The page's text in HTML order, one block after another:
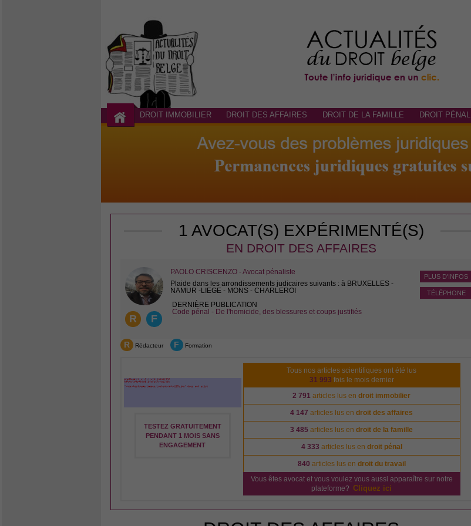
DROIT IMMOBILIER DROIT DES AFFAIRES DROIT DE LA FAMILLE DROIT PÉNAL
1 AVOCAT(S) EXPÉRIMENTÉ(S)
EN DROIT DES AFFAIRES
R F
PLUS D'INFOS
TÉLÉPHONE
PAOLO CRISCENZO - Avocat pénaliste
Plaide dans les arrondissements judicaires suivants : à BRUXELLES -
NAMUR -LIEGE - MONS - CHARLEROI
DERNIÈRE PUBLICATION
Code pénal - De l'homicide, des blessures et coups justifiés
R Rédacteur F Formation
TESTEZ GRATUITEMENT
PENDANT 1 MOIS SANS
ENGAGEMENT
Tous nos articles scientifiques ont été lus
31 993 fois le mois dernier
2 791 articles lus endroit immobilier
4 147 articles lus endroit des affaires
3 485 articles lus endroit de la famille
4 333 articles lus en droit pénal
840 articles lus en droit du travail
Vous êtes avocat et vous voulez vous aussi apparaître sur notre
plateforme? Cliquez ici